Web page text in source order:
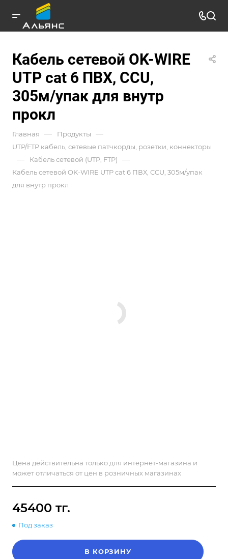
Кабель сетевой OK-WIRE
UTP cat 6 ПВХ, CCU,
305м/упак для внутр
прокл
Главная — Продукты —
UTP/FTP кабель, сетевые патчкорды, розетки, коннекторы
— Кабель сетевой (UTP, FTP) —
Кабель сетевой OK-WIRE UTP cat 6 ПВХ, CCU, 305м/упак
для внутр прокл
Цена действительна только для интернет-магазина и
может отличаться от цен в розничных магазинах
45400 тг.
Под заказ
В КОРЗИНУ